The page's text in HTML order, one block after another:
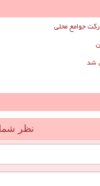
جوامع محلی
نظر